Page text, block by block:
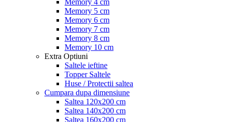
Memory 5 cm
Memory 6 cm
Memory 7 cm
Memory 8 cm
Memory 10 cm
Extra Optiuni
Saltele ieftine
Topper Saltele
Huse / Protectii saltea
Cumpara dupa dimensiune
Saltea 120x200 cm
Saltea 140x200 cm
Saltea 160x200 cm